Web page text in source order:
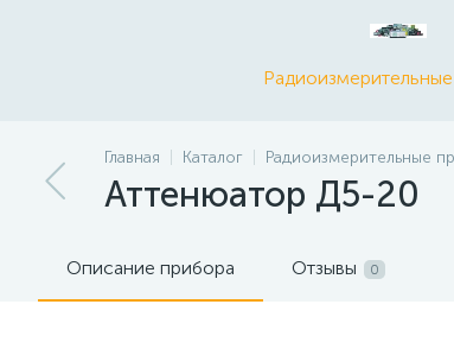
Главная Каталог Радиоизмерительные
Аттенюатор Д5-20
Описание прибора Отзывы 0